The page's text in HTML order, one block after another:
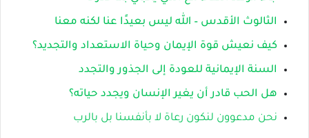
الثالوث الأقدس – الله ليس بعيدًا عنا لكنه معنا
كيف نعيش قوة الإيمان وحياة الاستعداد والتجديد؟
السنة الإيمانية للعودة إلى الجذور والتجدد
هل الحب قادر أن يغير الإنسان ويجدد حياته؟
نحن مدعوون لنكون رعاة لا بأنفسنا بل بالرب